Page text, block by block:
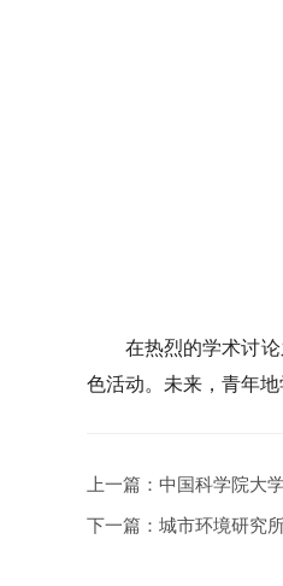
在热烈的学术讨
色活动。未来，青年
上一篇： 中国科学院大
下一篇： 城市环境研究